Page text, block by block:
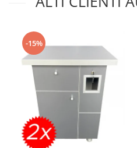
-15%